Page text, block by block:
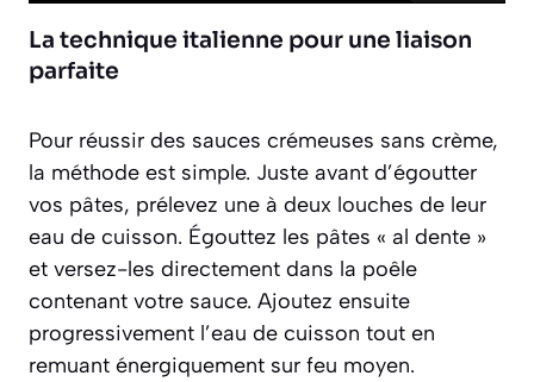
La technique italienne pour une liaison
parfaite
Pour réussir des sauces crémeuses sans crème,
la méthode est simple. Juste avant d’égoutter
vos pâtes, prélevez une à deux louches de leur
eau de cuisson. Égouttez les pâtes « al dente »
et versez-les directement dans la poêle
contenant votre sauce. Ajoutez ensuite
progressivement l’eau de cuisson tout en
remuant énergiquement sur feu moyen.